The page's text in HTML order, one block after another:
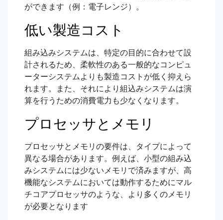
ができます（例：電子レンジ）。
低い製造コスト
組み込みシステムは、特定の目的に合わせて設
計されるため、柔軟性のある一般的なコンピュ
ーターシステムよりも製造コストが低く抑えら
れます。また、それにより組込みシステムは演
算を行うための消費電力も少なくなります。
プロセッサとメモリ
プロセッサとメモリの要件は、タイプによって
異なる場合があります。例えば、小型の組み込
みシステムには少ないメモリで済みますが、高
機能なシステムにおいては動作するためにマル
チコアプロセッサのような、より多くのメモリ
が必要となります